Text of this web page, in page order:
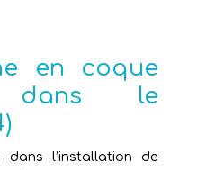
en coque
dans le
dans l’installation de